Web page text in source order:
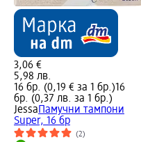
3,06 €
5,98 лв.
16 бр. (0,19 € за 1 бр.)16
бр. (0,37 лв. за 1 бр.)
JessaПамучни тампони
Super, 16 бр
(2)